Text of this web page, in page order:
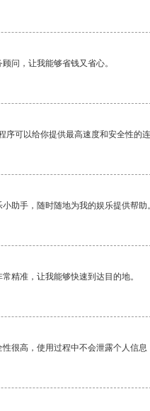
问，让我能够省钱又省心。
序可以给你提供最高速度和安全性的
助手，随时随地为我的娱乐提供帮助。
精准，让我能够快速到达目的地。
很高，使用过程中不会泄露个人信息